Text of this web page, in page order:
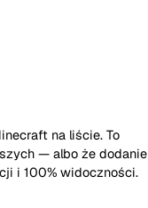
na liście. To
— albo że dodanie
i 100% widoczności.